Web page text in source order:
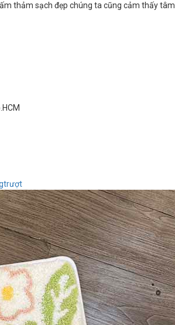
thảm sạch đẹp chúng ta cũng cảm thấy tâm